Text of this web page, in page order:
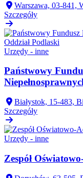
Warszawa, 03-841,
Szczegóły
Urzędy - inne
Państwowy
Białystok, 15-483,
Szczegóły
Urzędy - inne
Zespół